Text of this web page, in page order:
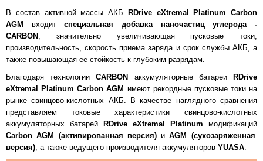
В состав активной массы АКБ
RDrive eXtremal Platinum Carbon
AGM
входитспециальная добавка наночастиц углерода -
CARBON
, значительно увеличивающая пусковые токи,
производительность, скорость приема заряда и срок службы АКБ, а
также повышающая ее стойкость к глубоким разрядам.
Благодаря технологииCARBON аккумуляторные батареи
RDrive
eXtremal Platinum Carbon AGM имеют рекордные пусковые токи на
рынке свинцово-кислотных АКБ. В качестве наглядного сравнения
представляем токовые характеристики свинцово-кислотных
аккумуляторных батарей
RDrive eXtremal Platinum модификаций
Carbon AGM (активированная версия)иAGM (сухозаряженная
версия) , а также ведущего производителя аккумуляторов YUASA